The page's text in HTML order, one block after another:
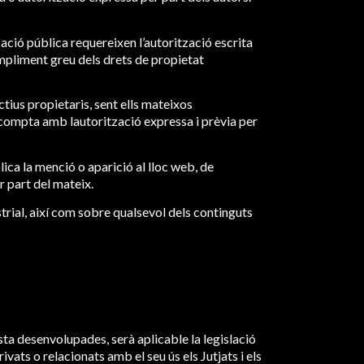
pública requereixen l’autorització escrita
greu dels drets de propietat
propietaris, sent ells mateixos
amb lautorització expressa i prèvia per
la menció o aparició al lloc web, de
part del mateix.
així com sobre qualsevol dels continguts
desenvolupades, serà aplicable la legislació
o relacionats amb el seu ús els Jutjats i els